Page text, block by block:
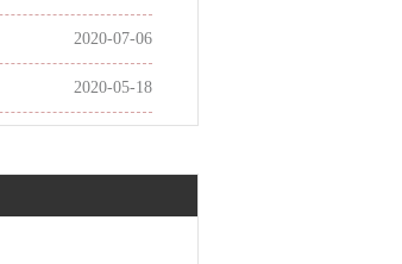
2020-07-06
2020-05-18